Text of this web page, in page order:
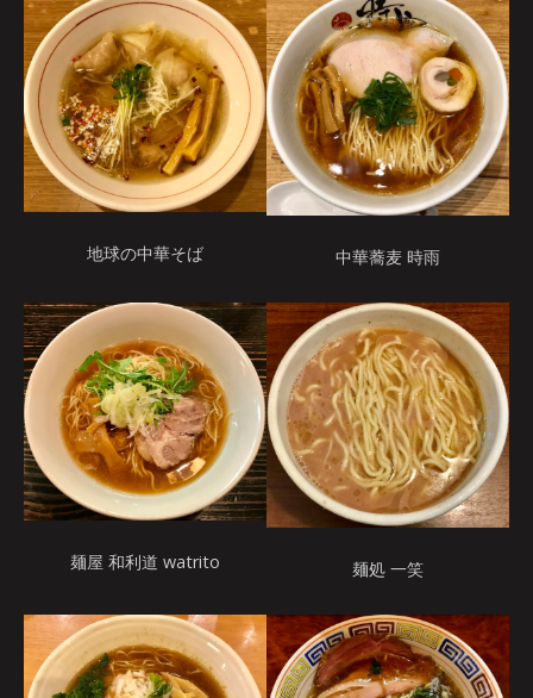
地球の中華そば 中華蕎麦 時雨
麺屋 和利道 watrito 麺処 一笑